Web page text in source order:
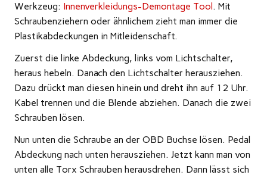
Werkzeug: Innenverkleidungs-Demontage Tool. Mit
Schraubenziehern oder ähnlichem zieht man immer die
Plastikabdeckungen in Mitleidenschaft.
Zuerst die linke Abdeckung, links vom Lichtschalter,
heraus hebeln. Danach den Lichtschalter herausziehen.
Dazu drückt man diesen hinein und dreht ihn auf 12 Uhr.
Kabel trennen und die Blende abziehen. Danach die zwei
Schrauben lösen.
Nun unten die Schraube an der OBD Buchse lösen. Pedal
Abdeckung nach unten herausziehen. Jetzt kann man von
unten alle Torx Schrauben herausdrehen. Dann lässt sich